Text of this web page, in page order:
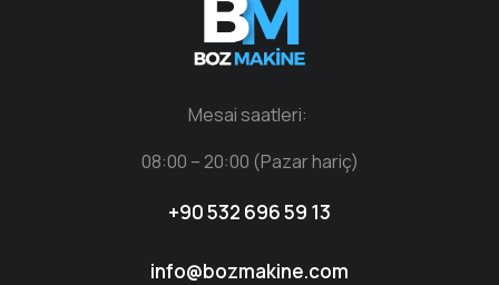
Mesai saatleri:
08:00 – 20:00 (Pazar hariç)
+90 532 696 59 13
info@bozmakine.com